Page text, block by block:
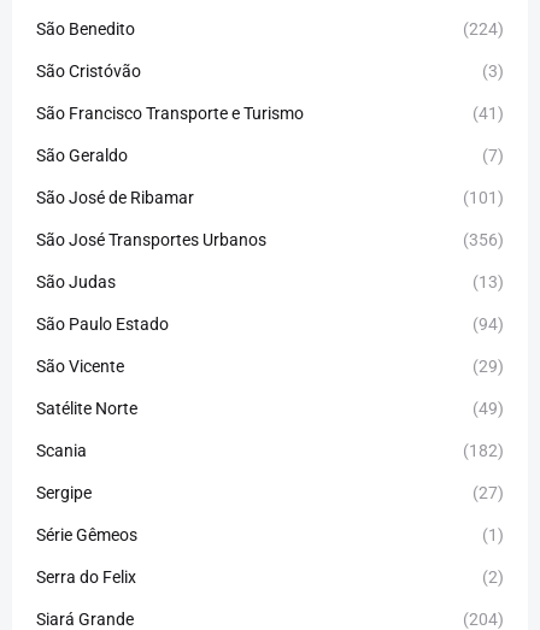
São Benedito (224)
São Cristóvão (3)
São Francisco Transporte e Turismo (41)
São Geraldo (7)
São José de Ribamar (101)
São José Transportes Urbanos (356)
São Judas (13)
São Paulo Estado (94)
São Vicente (29)
Satélite Norte (49)
Scania (182)
Sergipe (27)
Série Gêmeos (1)
Serra do Felix (2)
Siará Grande (204)